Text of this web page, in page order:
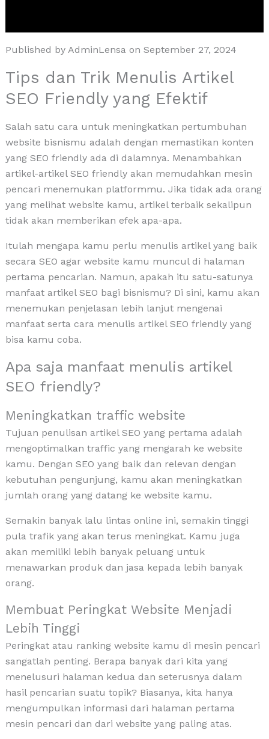
Published by AdminLensa on September 27, 2024
Tips dan Trik Menulis Artikel
SEO Friendly yang Efektif
Salah satu cara untuk meningkatkan pertumbuhan
website bisnismu adalah dengan memastikan konten
yang SEO friendly ada di dalamnya. Menambahkan
artikel-artikel SEO friendly akan memudahkan mesin
pencari menemukan platformmu. Jika tidak ada orang
yang melihat website kamu, artikel terbaik sekalipun
tidak akan memberikan efek apa-apa.
Itulah mengapa kamu perlu menulis artikel yang baik
secara SEO agar website kamu muncul di halaman
pertama pencarian. Namun, apakah itu satu-satunya
manfaat artikel SEO bagi bisnismu? Di sini, kamu akan
menemukan penjelasan lebih lanjut mengenai
manfaat serta cara menulis artikel SEO friendly yang
bisa kamu coba.
Apa saja manfaat menulis artikel
SEO friendly?
Meningkatkan traffic website
Tujuan penulisan artikel SEO yang pertama adalah
mengoptimalkan traffic yang mengarah ke website
kamu. Dengan SEO yang baik dan relevan dengan
kebutuhan pengunjung, kamu akan meningkatkan
jumlah orang yang datang ke website kamu.
Semakin banyak lalu lintas online ini, semakin tinggi
pula trafik yang akan terus meningkat. Kamu juga
akan memiliki lebih banyak peluang untuk
menawarkan produk dan jasa kepada lebih banyak
orang.
Membuat Peringkat Website Menjadi
Lebih Tinggi
Peringkat atau ranking website kamu di mesin pencari
sangatlah penting. Berapa banyak dari kita yang
menelusuri halaman kedua dan seterusnya dalam
hasil pencarian suatu topik? Biasanya, kita hanya
mengumpulkan informasi dari halaman pertama
mesin pencari dan dari website yang paling atas.